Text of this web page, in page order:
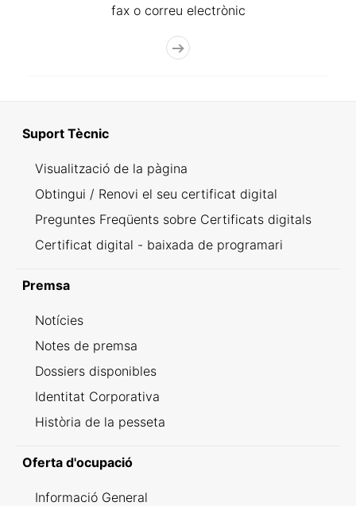
fax o correu electrònic
Suport Tècnic
Visualització de la pàgina
Obtingui / Renovi el seu certificat digital
Preguntes Freqüents sobre Certificats digitals
Certificat digital - baixada de programari
Premsa
Notícies
Notes de premsa
Dossiers disponibles
Identitat Corporativa
Història de la pesseta
Oferta d'ocupació
Informació General